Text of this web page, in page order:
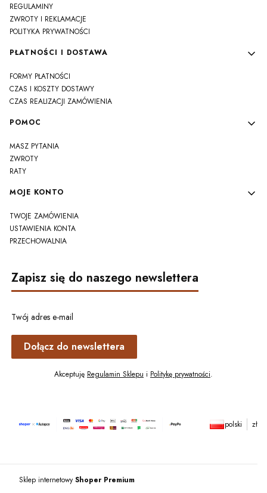
REGULAMINY
ZWROTY I REKLAMACJE
POLITYKA PRYWATNOŚCI
PŁATNOŚCI I DOSTAWA
FORMY PŁATNOŚCI
CZAS I KOSZTY DOSTAWY
CZAS REALIZACJI ZAMÓWIENIA
POMOC
MASZ PYTANIA
ZWROTY
RATY
MOJE KONTO
TWOJE ZAMÓWIENIA
USTAWIENIA KONTA
PRZECHOWALNIA
Zapisz się do naszego newslettera
Twój adres e-mail
Dołącz do newslettera
Akceptuję Regulamin Sklepu i Politykę prywatności.
polski zł
Sklep internetowyShoper Premium